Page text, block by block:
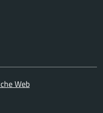
Web